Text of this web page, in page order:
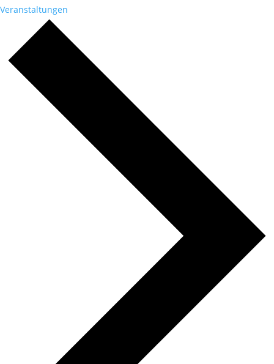
Veranstaltungen